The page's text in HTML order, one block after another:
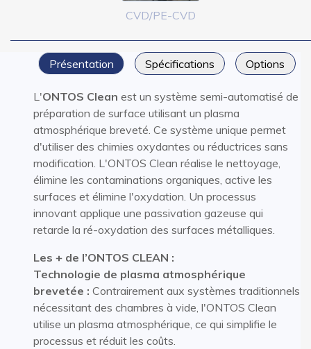
CVD/PE-CVD
Présentation Spécifications Options
L'ONTOS Clean est un système semi-automatisé de
préparation de surface utilisant un plasma
atmosphérique breveté. Ce système unique permet
d'utiliser des chimies oxydantes ou réductrices sans
modification. L'ONTOS Clean réalise le nettoyage,
élimine les contaminations organiques, active les
surfaces et élimine l'oxydation. Un processus
innovant applique une passivation gazeuse qui
retarde la ré-oxydation des surfaces métalliques.
Les + de l’ONTOS CLEAN :
Technologie de plasma atmosphérique
brevetée : Contrairement aux systèmes traditionnels
nécessitant des chambres à vide, l'ONTOS Clean
utilise un plasma atmosphérique, ce qui simplifie le
processus et réduit les coûts.